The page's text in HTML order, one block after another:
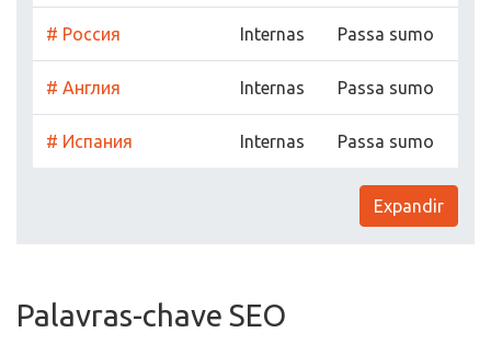
# Россия Internas Passa sumo
# Англия Internas Passa sumo
# Испания Internas Passa sumo
Expandir
Palavras-chave SEO